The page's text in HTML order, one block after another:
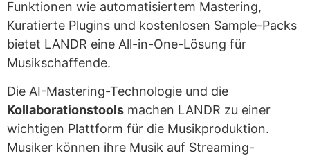
Funktionen wie automatisiertem Mastering,
Kuratierte Plugins und kostenlosen Sample-Packs
bietet LANDR eine All-in-One-Lösung für
Musikschaffende.
Die AI-Mastering-Technologie und die
Kollaborationstools machen LANDR zu einer
wichtigen Plattform für die Musikproduktion.
Musiker können ihre Musik auf Streaming-